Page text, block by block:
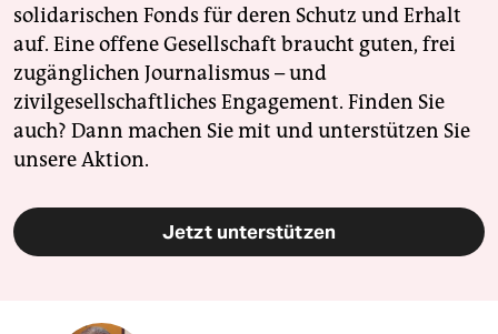
solidarischen Fonds für deren Schutz und Erhalt
auf. Eine offene Gesellschaft braucht guten, frei
zugänglichen Journalismus – und
zivilgesellschaftliches Engagement. Finden Sie
auch? Dann machen Sie mit und unterstützen Sie
unsere Aktion.
Jetzt unterstützen